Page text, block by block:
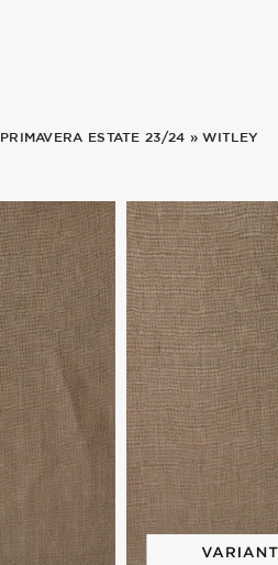
PRIMAVERA ESTATE 23/24 » WITLEY